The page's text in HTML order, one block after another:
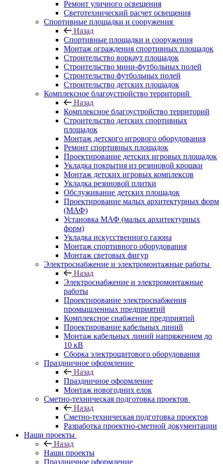
Ремонт уличного освещения
Светотехнический расчет освещения
Спортивные площадки и сооружения
Назад
Спортивные площадки и сооружения
Монтаж ограждения спортивных площадок
Строительство воркаут площадок
Строительство мини-футбольных полей
Строительство футбольных полей
Строительство детских площадок
Комплексное благоустройство территорий
Назад
Комплексное благоустройство территорий
Строительство детских спортивных
площадок
Монтаж детского игрового оборудования
Ремонт спортивных площадок
Проектирование детских игровых площадок
Укладка покрытия из резиновой крошки
Монтаж детских игровых комплексов
Укладка резиновой плитки
Обслуживание детских площадок
Проектирование малых архитектурных форм
(МАФ)
Установка МАФ (малых архитектурных
форм)
Укладка искусственного газона
Монтаж спортивного оборудования
Монтаж световых фигур
Электроснабжение и электромонтажные работы
Назад
Электроснабжение и электромонтажные
работы
Проектирование электроснабжения
промышленных предприятий
Комплексное снабжение предприятий
Проектирование кабельных линий
Монтаж кабельных линий напряжением до
10 кВ
Сборка электрощитового оборудования
Праздничное оформление
Назад
Праздничное оформление
Монтаж новогодних елок
Сметно-техническая подготовка проектов
Назад
Сметно-техническая подготовка проектов
Разработка проектно-сметной документации
Наши проекты
Назад
Наши проекты
Праздничное оформление